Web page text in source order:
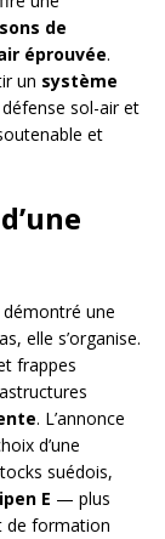
de
éprouvée.
un système
sol-air et
et
démontré une
elle s’organise.
frappes
. L’annonce
d’une
suédois,
E — plus
de formation